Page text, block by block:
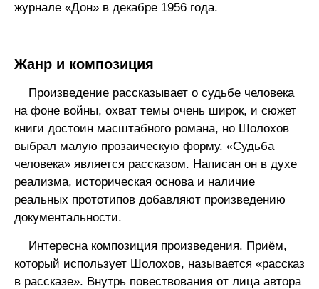
журнале «Дон» в декабре 1956 года.
Жанр и композиция
Произведение рассказывает о судьбе человека
на фоне войны, охват темы очень широк, и сюжет
книги достоин масштабного романа, но Шолохов
выбрал малую прозаическую форму. «Судьба
человека» является рассказом. Написан он в духе
реализма, историческая основа и наличие
реальных прототипов добавляют произведению
документальности.
Интересна композиция произведения. Приём,
который использует Шолохов, называется «рассказ
в рассказе». Внутрь повествования от лица автора